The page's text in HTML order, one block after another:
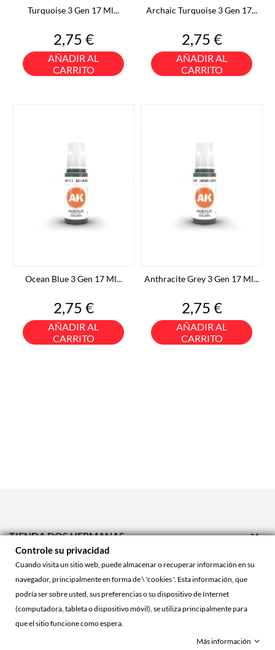
Turquoise 3 Gen 17 Ml...
Precio
2,75 €
AÑADIR AL
CARRITO
Archaic Turquoise 3 Gen 17...
Precio
2,75 €
AÑADIR AL
CARRITO
Ocean Blue 3 Gen 17 Ml...
Precio
2,75 €
AÑADIR AL
CARRITO
Anthracite Grey 3 Gen 17 Ml...
Precio
2,75 €
AÑADIR AL
CARRITO
TIENDA DOS HERMANAS 
TIENDA ONLINE 
ACCOUNT
Controle su privacidad
Cuando visita un sitio web, puede almacenar o recuperar información en su
navegador, principalmente en forma de \ 'cookies '. Esta información, que
podría ser sobre usted, sus preferencias o su dispositivo de Internet
(computadora, tableta o dispositivo móvil), se utiliza principalmente para
que el sitio funcione como espera.
Más información